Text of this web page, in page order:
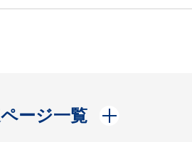
ージ一覧
開く